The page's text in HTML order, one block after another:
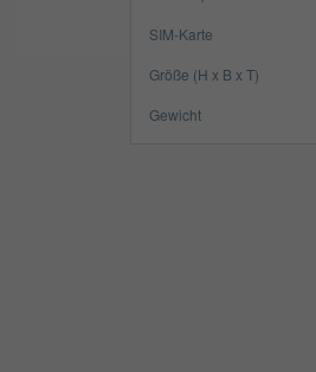
SIM-Karte
Größe (H x B x T)
Gewicht